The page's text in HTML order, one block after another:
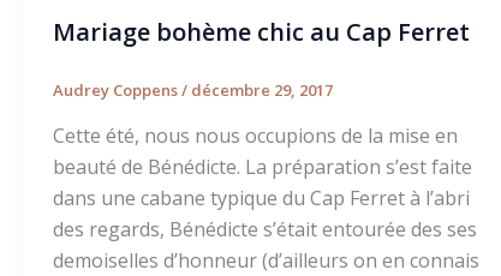
Mariage bohème chic au Cap Ferret
Audrey Coppens/ décembre 29, 2017
Cette été, nous nous occupions de la mise en
beauté de Bénédicte. La préparation s’est faite
dans une cabane typique du Cap Ferret à l’abri
des regards, Bénédicte s’était entourée des ses
demoiselles d’honneur (d’ailleurs on en connais